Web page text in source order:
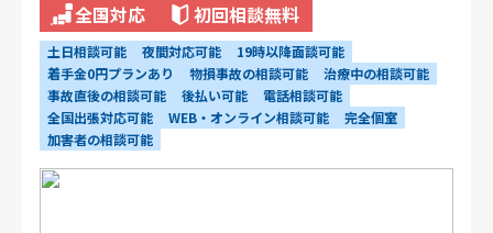
全国対応 初回相談無料
土日相談可能 夜間対応可能
19時以降面談可能
着手金0円プランあり
物損事故の相談可能
治療中の相談可能
事故直後の相談可能
後払い可能
電話相談可能
全国出張対応可能
WEB・オンライン相談可能
完全個室
加害者の相談可能